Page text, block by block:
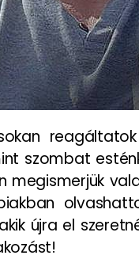
szombat
megismerjük
újra el